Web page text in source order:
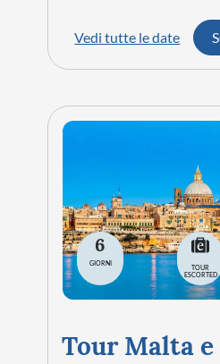
Vedi tutte le date
6
GIORNI
TOUR
ESCORTED
Tour Malta e